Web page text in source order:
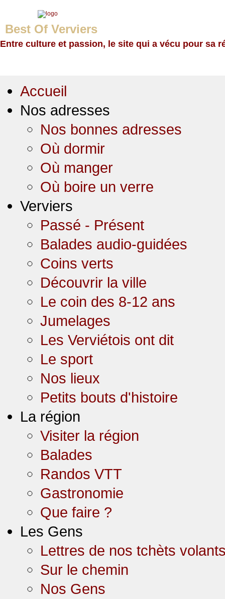
Best Of Verviers
Entre culture et passion, le site qui a vécu pour sa
Accueil
Nos adresses
Nos bonnes adresses
Où dormir
Où manger
Où boire un verre
Verviers
Passé - Présent
Balades audio-guidées
Coins verts
Découvrir la ville
Le coin des 8-12 ans
Jumelages
Les Verviétois ont dit
Le sport
Nos lieux
Petits bouts d'histoire
La région
Visiter la région
Balades
Randos VTT
Gastronomie
Que faire ?
Les Gens
Lettres de nos tchèts
Sur le chemin
Nos Gens